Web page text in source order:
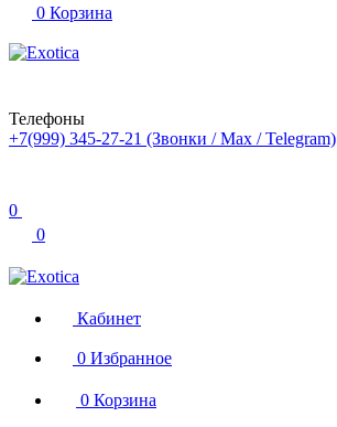
0 Корзина
Телефоны
+7(999) 345-27-21 (Звонки / Max / Telegram)
0
0
Кабинет
0 Избранное
0 Корзина